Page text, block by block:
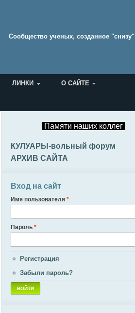
Cообщество ученых, созданное "снизу"
ЛИНКИ О САЙТЕ
Памяти наших коллег
КУЛУАРЫ-вольный форум
АРХИВ САЙТА
Вход на сайт
Имя пользователя *
Пароль *
Регистрация
Забыли пароль?